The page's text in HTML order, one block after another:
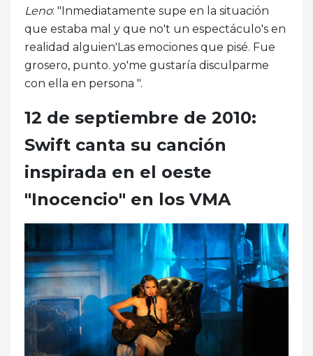
Leno: "Inmediatamente supe en la situación
que estaba mal y que no't un espectáculo's en
realidad alguien'Las emociones que pisé. Fue
grosero, punto. yo'me gustaría disculparme
con ella en persona ".
12 de septiembre de 2010:
Swift canta su canción
inspirada en el oeste
"Inocencio" en los VMA